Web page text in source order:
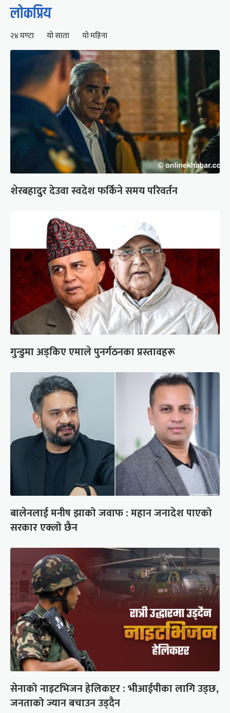
लोकप्रिय
२४ घण्टा यो साता यो महिना
शेरबहादुर देउवा स्वदेश फर्किने समय परिवर्तन
गुन्डुमा अड्किए एमाले पुनर्गठनका प्रस्तावहरू
बालेनलाई मनीष झाको जवाफ : महान जनादेश पाएको
सरकार एक्लो छैन
सेनाको नाइटभिजन हेलिकप्टर : भीआईपीका लागि उड्छ,
जनताको ज्यान बचाउन उड्दैन